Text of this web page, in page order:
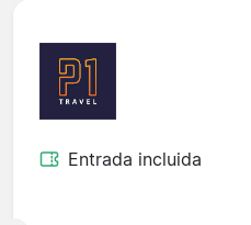
Entrada incluida